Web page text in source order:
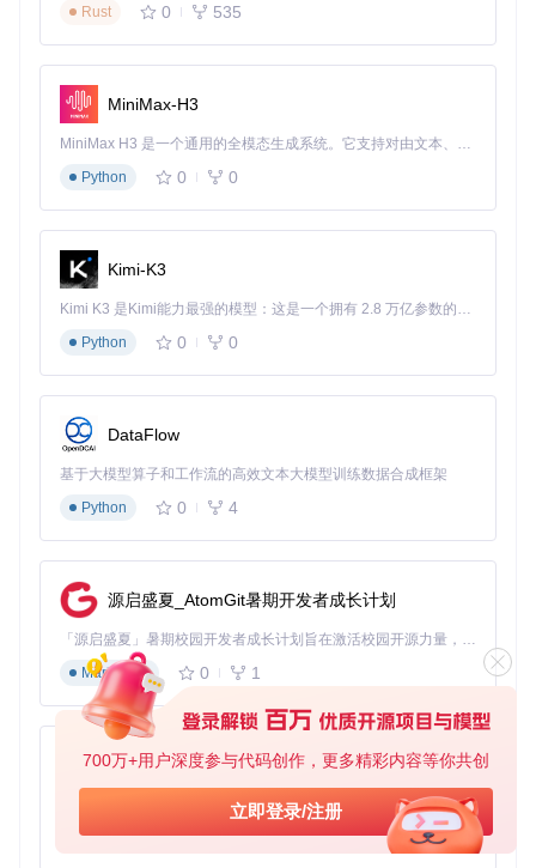
700万+用户深度参与代码创作，更多精彩内容等你共创
立即登录/注册
1. 高度集成
项目将TensorFlow Lite Micro与Micropython紧密集成，使得
开发者可以在熟悉的Python环境中进行机器学习模型的开发和
部署。
支持多种微控制器平台，包括ESP32、ESP32 S3、RP2等，
3. 丰富的示例代码
项目提供了多个TensorFlow Lite Micro的示例代码，开发者可
以直接参考这些示例进行开发，大大降低了入门门槛。
结语
用开发提供了一个强大的工具集。无论你是嵌入式开发者还是
项目地址：Tensorflow Micropython Examples
贡献指南：欢迎提交PR和Issue，共同完善项目！
Rust
0 535
MiniMax-H3
MiniMax H3 是一个通用的全模态生成系统。它支持对由文本、图像、视频和音频组成的多模态上下文进行统一理解，并能生成分辨率高达 2K、时长可达 15 秒的带原生立体声音频的视频。得益于面向任务泛化的系统设计，H3 在预训练阶段就已具备广泛的多模态上下文理解与生成能力，能够出色地执行复杂的多模态指令。
Python
0 0
Kimi-K3
Kimi K3 是Kimi能力最强的模型：这是一个拥有 2.8 万亿参数的混合专家（MoE）模型，具备原生视觉理解能力，并支持 100 万 token 的上下文窗口。
Python
0 0
DataFlow
基于大模型算子和工作流的高效文本大模型训练数据合成框架
Python
0 4
源启盛夏_AtomGit暑期开发者成长计划
「源启盛夏」暑期校园开发者成长计划旨在激活校园开源力量，通过积分激励、认证扶持、资源倾斜等形式，引导高校组织和开发者完成「入驻 — 建项目 — 做贡献 — 获认证 — 得资源」的完整闭环。无论你是想带领社团入驻平台的组织者，还是希望用代码贡献证明自己的开发者，都能在这里找到属于你的成长路径。
Markdown
0 1
py-xiaozhi
基于Python的Xiaozhi AI，适用于想要完整Xiaozhi体验而无需拥有专用硬件的用户。
Python
0 1